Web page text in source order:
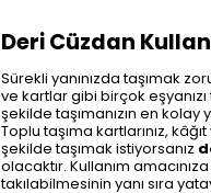
Deri Cüzdan
Sürekli yanınızda taşımak
ve kartlar gibi birçok
şekilde taşımanızın en kolay
Toplu taşıma kartlarınız,
şekilde taşımak istiyorsanız
olacaktır. Kullanım
takılabilmesinin yanı sıra